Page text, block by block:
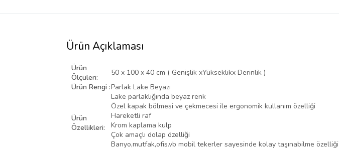
Ürün Açıklaması
Ürün
Ölçüleri:
50 x 100 x 40 cm ( Genişlik xYükseklikx Derinlik )
Ürün Rengi :Parlak Lake Beyazı
Ürün
Özellikleri:
Lake parlaklığında beyaz renk
Özel kapak bölmesi ve çekmecesi ile ergonomik kullanım özelliği
Hareketli raf
Krom kaplama kulp
Çok amaçlı dolap özelliği
Banyo,mutfak,ofis.vb mobil tekerler sayesinde kolay taşınabilme özelliği